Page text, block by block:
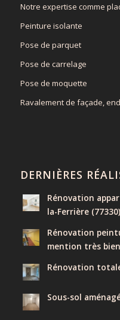
Notre expertise comme
Peinture isolante
Pose de parquet
Pose de carrelage
Pose de moquette
Ravalement de façade,
DERNIÈRES
Rénovation
la-Ferrière (77330)
Rénovation
mention très
Rénovation
Sous-sol